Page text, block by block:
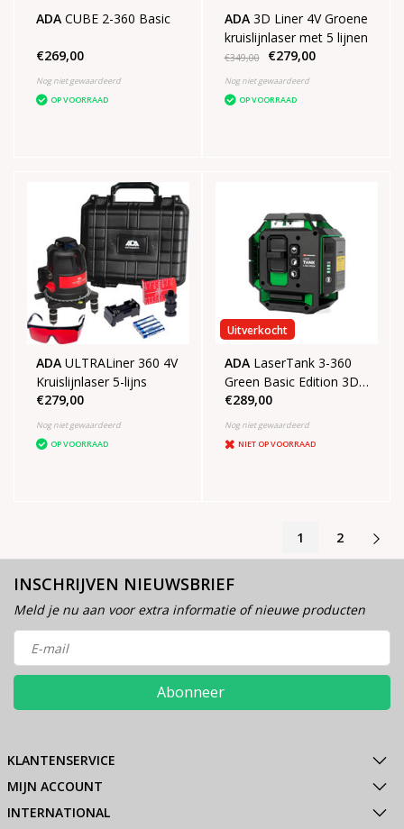
ADA CUBE 2-360 Basic
€269,00
Nog niet gewaardeerd
OP VOORRAAD
ADA 3D Liner 4V Groene
kruislijnlaser met 5 lijnen
€349,00 €279,00
Nog niet gewaardeerd
OP VOORRAAD
ADA ULTRALiner 360 4V
Kruislijnlaser 5-lijns
€279,00
Nog niet gewaardeerd
OP VOORRAAD
Uitverkocht
ADA LaserTank 3-360
Green Basic Edition 3D
laser in koffer
€289,00
Nog niet gewaardeerd
NIET OP VOORRAAD
1 2
INSCHRIJVEN NIEUWSBRIEF
Meld je nu aan voor extra informatie of nieuwe producten
Abonneer
KLANTENSERVICE
MIJN ACCOUNT
INTERNATIONAL